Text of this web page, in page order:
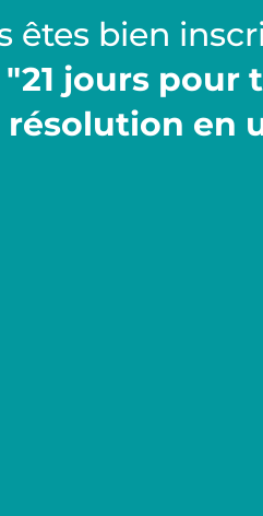
êtes bien
"21 jours pour
résolution en